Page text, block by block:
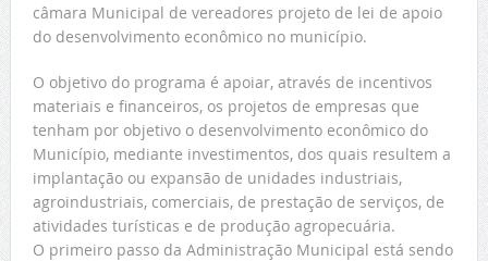
câmara Municipal de vereadores projeto de lei de apoio
do desenvolvimento econômico no município.
O objetivo do programa é apoiar, através de incentivos
materiais e financeiros, os projetos de empresas que
tenham por objetivo o desenvolvimento econômico do
Município, mediante investimentos, dos quais resultem a
implantação ou expansão de unidades industriais,
agroindustriais, comerciais, de prestação de serviços, de
atividades turísticas e de produção agropecuária.
O primeiro passo da Administração Municipal está sendo